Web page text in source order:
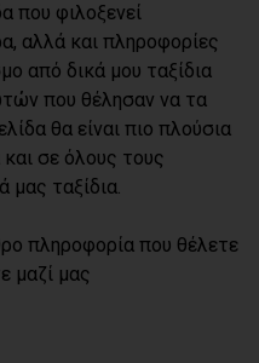
που φιλοξενεί
αλλά και πληροφορίες
από δικά μου ταξίδια
που θέλησαν να τα
θα είναι πιο πλούσια
και σε όλους τους
μας ταξίδια.
πληροφορία που θέλετε
μαζί μας